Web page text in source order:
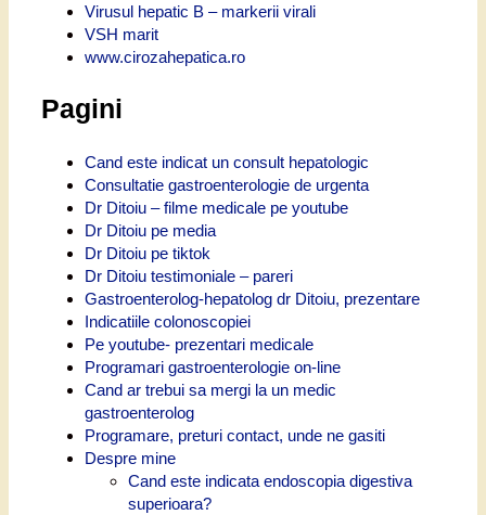
Virusul hepatic B – markerii virali
VSH marit
www.cirozahepatica.ro
Pagini
Cand este indicat un consult hepatologic
Consultatie gastroenterologie de urgenta
Dr Ditoiu – filme medicale pe youtube
Dr Ditoiu pe media
Dr Ditoiu pe tiktok
Dr Ditoiu testimoniale – pareri
Gastroenterolog-hepatolog dr Ditoiu, prezentare
Indicatiile colonoscopiei
Pe youtube- prezentari medicale
Programari gastroenterologie on-line
Cand ar trebui sa mergi la un medic
gastroenterolog
Programare, preturi contact, unde ne gasiti
Despre mine
Cand este indicata endoscopia digestiva
superioara?